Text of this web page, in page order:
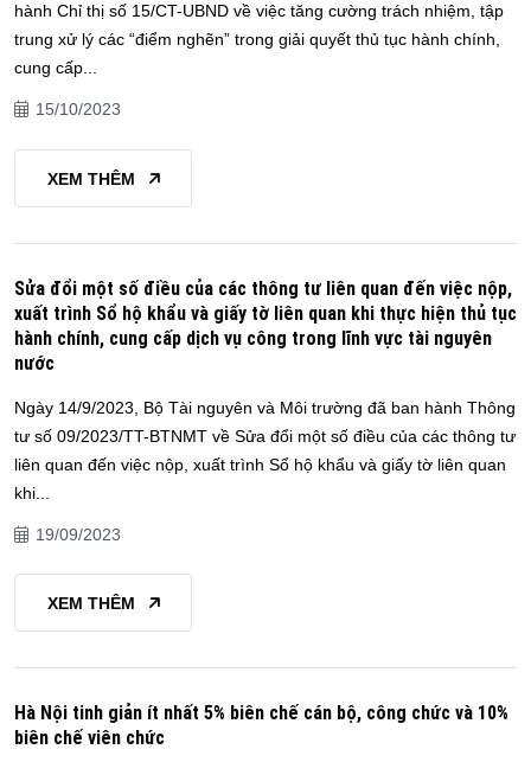
hành Chỉ thị số 15/CT-UBND về việc tăng cường trách nhiệm, tập
trung xử lý các “điểm nghẽn” trong giải quyết thủ tục hành chính,
cung cấp...
15/10/2023
XEM THÊM
Sửa đổi một số điều của các thông tư liên quan đến việc nộp,
xuất trình Sổ hộ khẩu và giấy tờ liên quan khi thực hiện thủ tục
hành chính, cung cấp dịch vụ công trong lĩnh vực tài nguyên
nước
Ngày 14/9/2023, Bộ Tài nguyên và Môi trường đã ban hành Thông
tư số 09/2023/TT-BTNMT về Sửa đổi một số điều của các thông tư
liên quan đến việc nộp, xuất trình Sổ hộ khẩu và giấy tờ liên quan
khi...
19/09/2023
XEM THÊM
Hà Nội tinh giản ít nhất 5% biên chế cán bộ, công chức và 10%
biên chế viên chức